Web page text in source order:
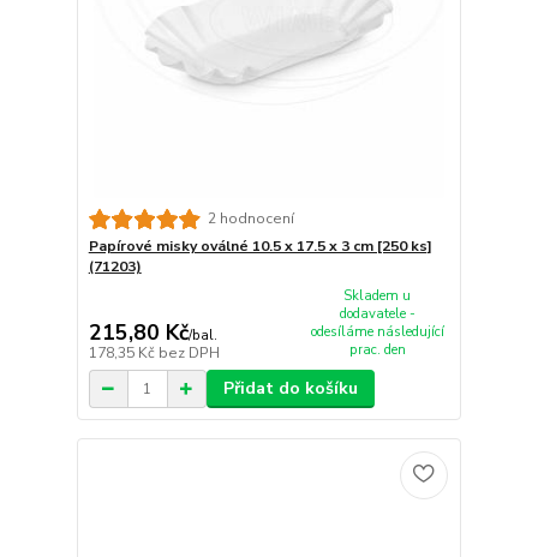
2 hodnocení
Papírové misky oválné 10.5 x 17.5 x 3 cm [250 ks]
(71203)
215,80 Kč/bal.
178,35 Kč bez DPH
Skladem u
dodavatele -
odesíláme následující
prac. den
Přidat do košíku